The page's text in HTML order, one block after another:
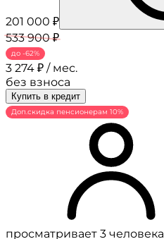
201 000 ₽
533 900 ₽
до -62%
3 274 ₽ / мес.
без взноса
Купить в кредит
Доп.скидка пенсионерам 10%
просматривает 3 человека